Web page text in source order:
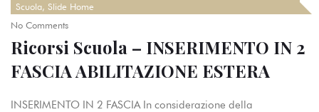
Scuola, Slide Home
No Comments
Ricorsi Scuola – INSERIMENTO IN 2
FASCIA ABILITAZIONE ESTERA
INSERIMENTO IN 2 FASCIA In considerazione della